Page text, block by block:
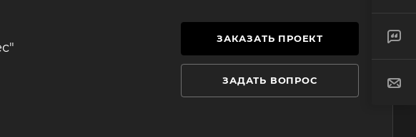
ЗАКАЗАТЬ ПРОЕКТ
ЗАДАТЬ ВОПРОС